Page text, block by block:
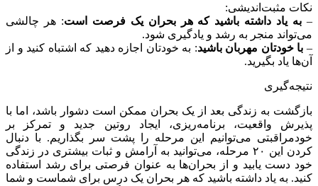
نکات مثبت‌اندیشی:
– به یاد داشته باشید که هر بحران یک فرصت است: هر چالشی
می‌تواند منجر به رشد و یادگیری شود.
– با خودتان مهربان باشید: به خودتان اجازه دهید که اشتباه کنید و از
آن‌ها یاد بگیرید.
نتیجه‌گیری
بازگشت به زندگی بعد از یک بحران ممکن است دشوار باشد، اما با
پذیرش واقعیت، برنامه‌ریزی، ایجاد روتین جدید و تمرکز بر
خودمراقبتی می‌توانیم این مرحله را پشت سر بگذاریم. با دنبال
کردن این ۲۰ مرحله، می‌توانید به آرامش و ثبات بیشتری در زندگی
خود دست یابید و از بحران‌ها به عنوان فرصتی برای رشد استفاده
کنید. به یاد داشته باشید که هر بحران یک درس برای شماست و شما